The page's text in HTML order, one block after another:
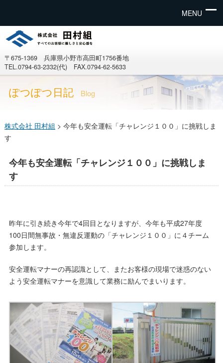
MENU
〒675-1369 兵庫県小野市高田町1756番地
TEL.0794-63-2332(代) FAX.0794-62-5633
ぽつぽつ日記 Blog
株式会社 田村組 > 今年も安全運転「チャレンジ１００」に挑戦しま
す
今年も安全運転「チャレンジ１００」に挑戦しま
す
昨年に引き続き今年で4回目となりますが、今年も平成27年度
100日間無事故・無違反運動の「チャレンジ１００」に４チーム
参加します。
安全運転マナーの再認識として、またお客様の現場で迷惑のない
よう安全運転マナーを意識して業務に励んでまいります。